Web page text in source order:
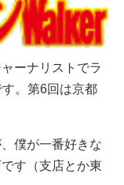
ーナリストでラ
。第6回は京都
僕が一番好きな
す（支店とか東